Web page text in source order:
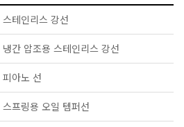
테인리스 강선
간 압조용 스테인리스 강선
아노 선
프링용 오일 템퍼선